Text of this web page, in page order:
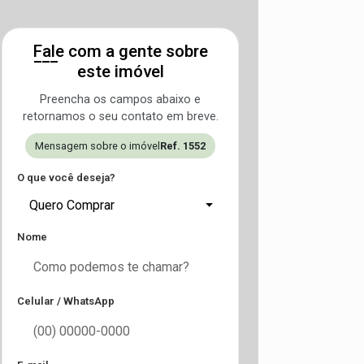
Fale com a gente sobre
este imóvel
Preencha os campos abaixo e
retornamos o seu contato em breve.
Mensagem sobre o imóvel Ref. 1552
O que você deseja?
Quero Comprar
Nome
Celular / WhatsApp